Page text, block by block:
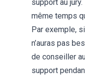
support au jury.
même temps
Par exemple,
n’auras pas
de conseiller
support